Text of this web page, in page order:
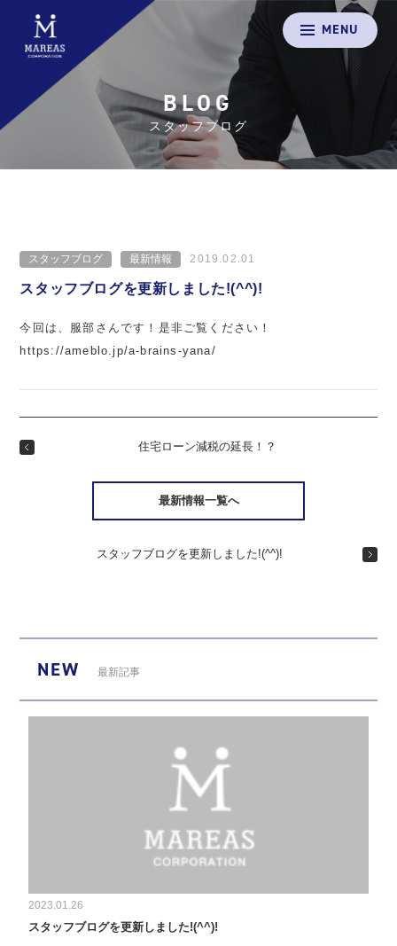
MENU
BLOG
スタッフブログ
スタッフブログ 最新情報 2019.02.01
スタッフブログを更新しました!(^^)!
今回は、服部さんです！是非ご覧ください！
https://ameblo.jp/a-brains-yana/
住宅ローン減税の延長！？
最新情報一覧へ
スタッフブログを更新しました!(^^)!
NEW 最新記事
2023.01.26
スタッフブログを更新しました!(^^)!